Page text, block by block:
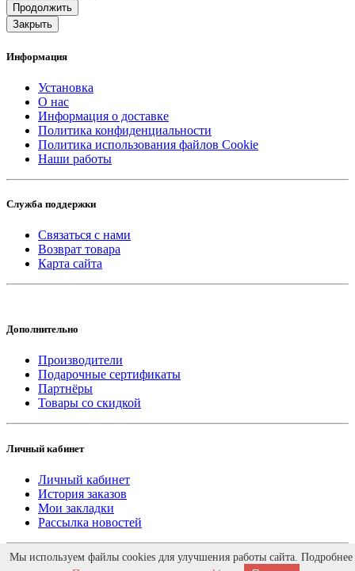
Продолжить
Закрыть
Информация
Установка
О нас
Информация о доставке
Политика конфиденциальности
Политика использования файлов Cookie
Наши работы
Служба поддержки
Связаться с нами
Возврат товара
Карта сайта
Дополнительно
Производители
Подарочные сертификаты
Партнёры
Товары со скидкой
Личный кабинет
Личный кабинет
История заказов
Мои закладки
Рассылка новостей
Работает наocStore
Мы используем файлы cookies для улучшения работы сайта. Подробнее